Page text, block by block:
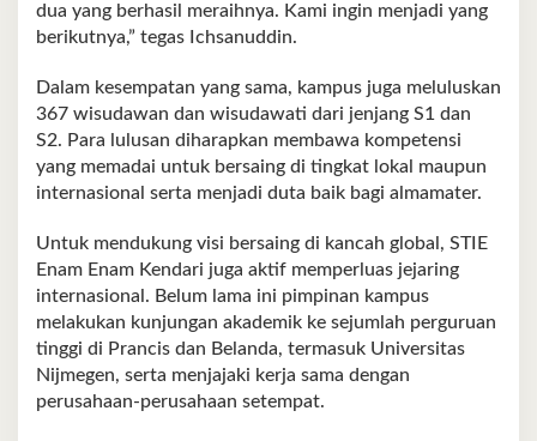
dua yang berhasil meraihnya. Kami ingin menjadi yang
berikutnya,” tegas Ichsanuddin.
Dalam kesempatan yang sama, kampus juga meluluskan
367 wisudawan dan wisudawati dari jenjang S1 dan
S2. Para lulusan diharapkan membawa kompetensi
yang memadai untuk bersaing di tingkat lokal maupun
internasional serta menjadi duta baik bagi almamater.
Untuk mendukung visi bersaing di kancah global, STIE
Enam Enam Kendari juga aktif memperluas jejaring
internasional. Belum lama ini pimpinan kampus
melakukan kunjungan akademik ke sejumlah perguruan
tinggi di Prancis dan Belanda, termasuk Universitas
Nijmegen, serta menjajaki kerja sama dengan
perusahaan-perusahaan setempat.